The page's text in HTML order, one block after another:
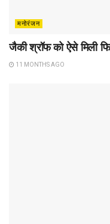
मनोरंजन
जैकी श्रॉफ को ऐसे मिली
11 MONTHS AGO